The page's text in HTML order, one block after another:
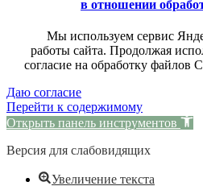
в отношении
Мы используем сервис
работы сайта. Продолжая
согласие на обработку файлов
Даю согласие
Перейти к содержимому
Открыть панель инструментов
Версия для слабовидящих
Увеличение текста